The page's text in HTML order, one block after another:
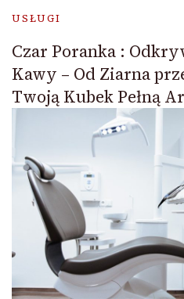
USŁUGI
Czar Poranka :
Kawy – Od Ziarna
Twoją Kubek Pełną